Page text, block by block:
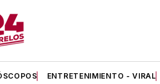
ENTRETENIMIENTO - VIRAL